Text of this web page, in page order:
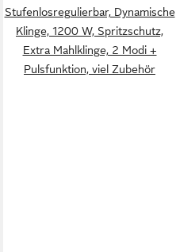
Stufenlosregulierbar, Dynamische
Klinge, 1200 W, Spritzschutz,
Extra Mahlklinge, 2 Modi +
Pulsfunktion, viel Zubehör